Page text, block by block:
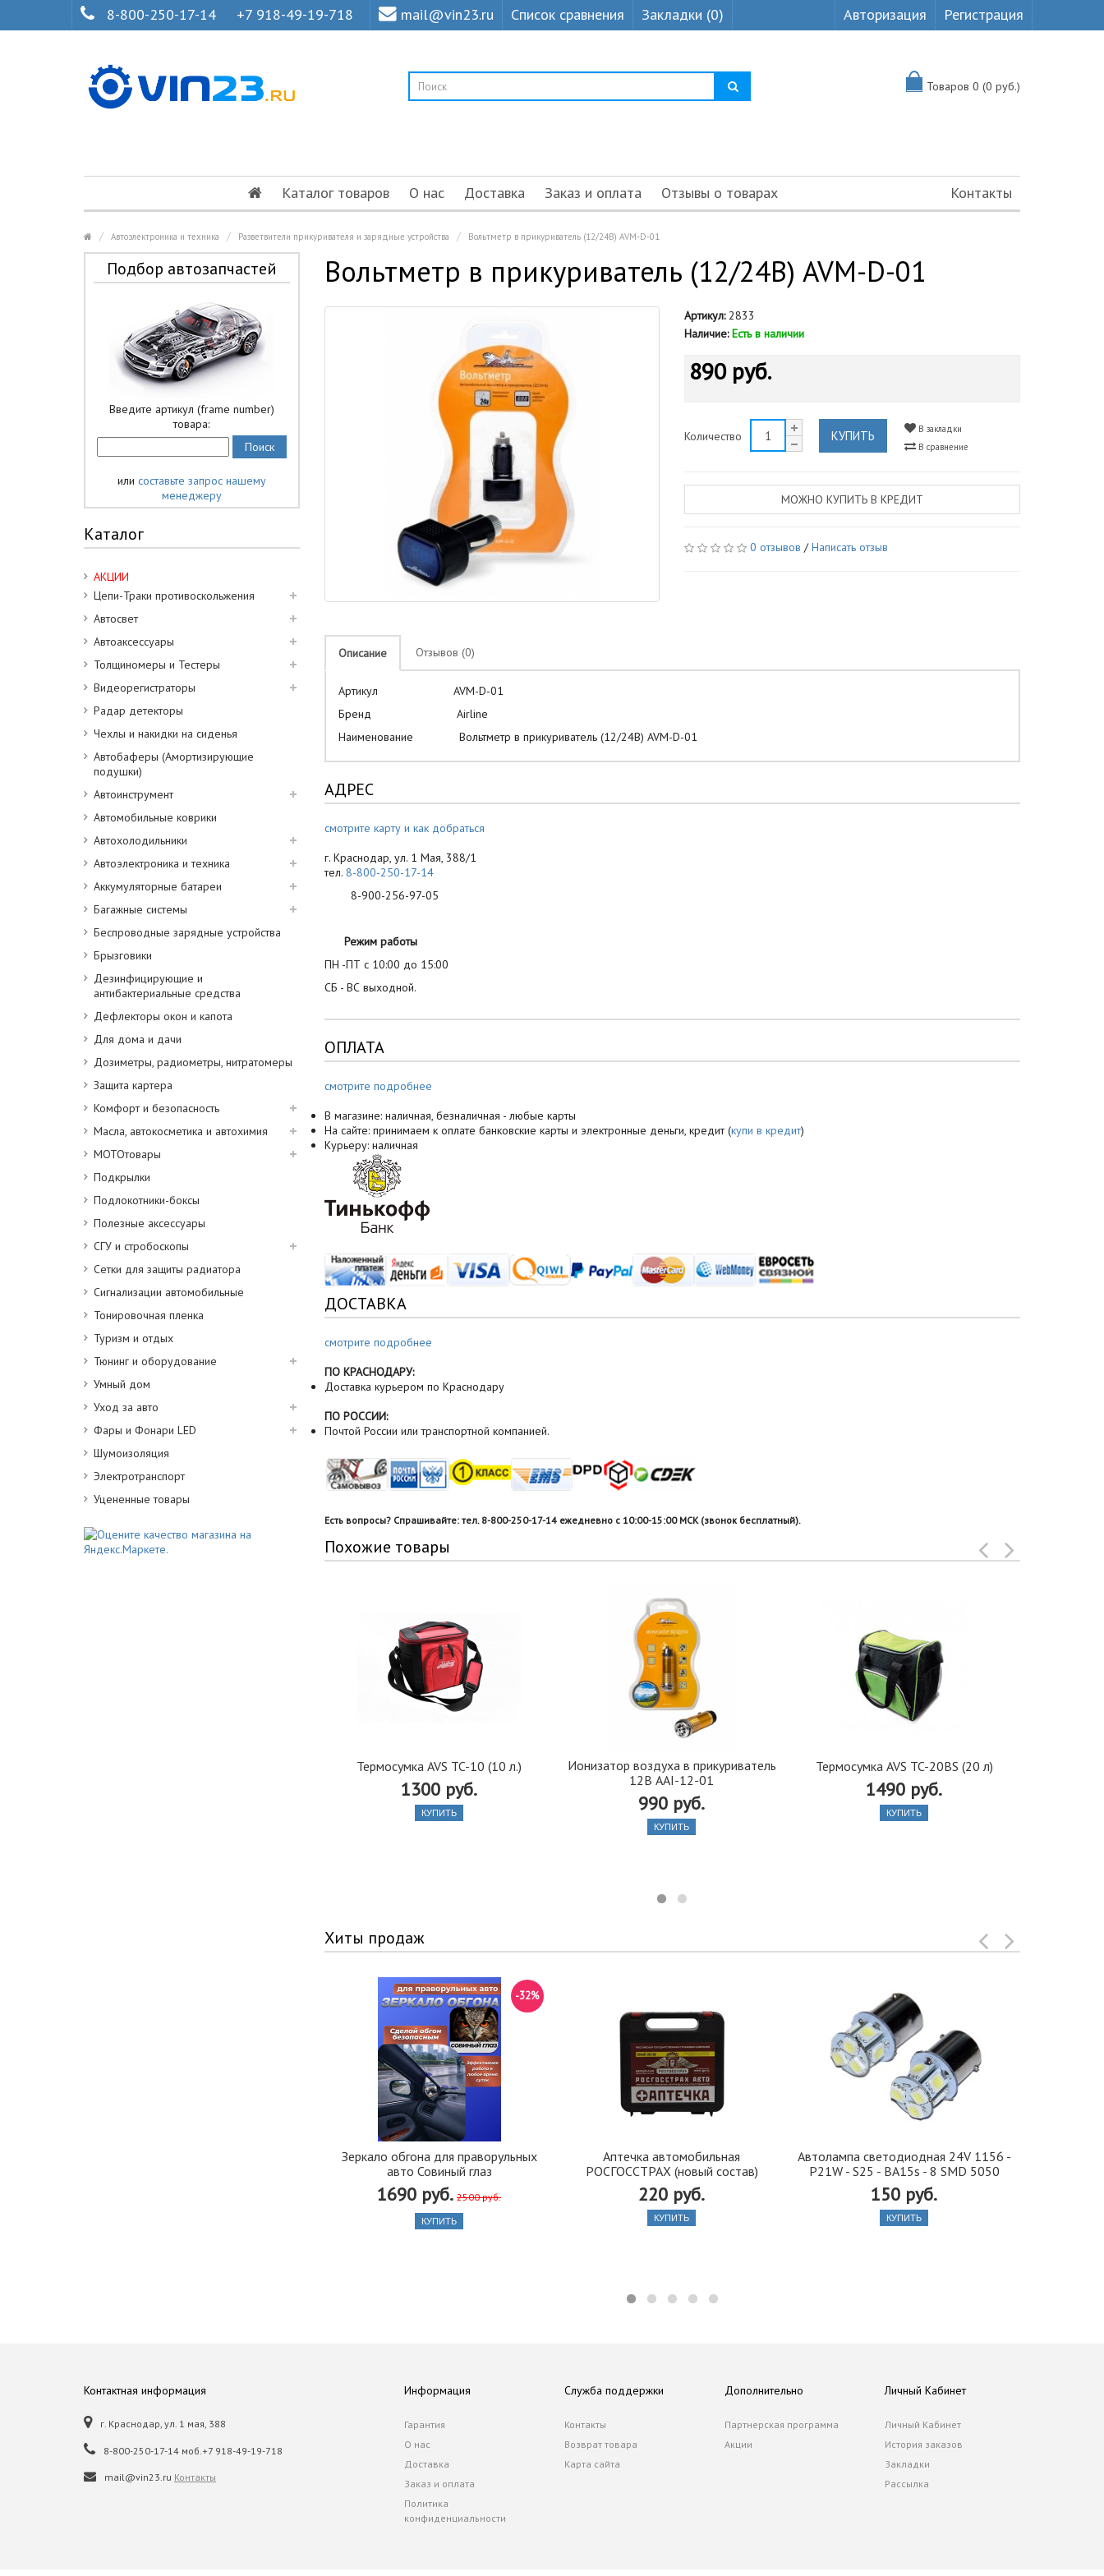
8-800-250-17-14 +7 918-49-19-718 mail@vin23.ru Список сравнения Закладки (0) Авторизация Регистрация
Товаров 0 (0 руб.)
Каталог товаров О нас Доставка Заказ и оплата Отзывы о товарах Контакты
Автоэлектроника и техника Разветвители прикуривателя и зарядные устройства Вольтметр в прикуриватель (12/24В) AVM-D-01
Подбор автозапчастей
Введите артикул (frame number)
товара:
или составьте запрос нашему
менеджеру
Каталог
АКЦИИ
Цепи-Траки противоскольжения
Автосвет
Автоаксессуары
Толщиномеры и Тестеры
Видеорегистраторы
Радар детекторы
Чехлы и накидки на сиденья
Автобаферы (Амортизирующие
подушки)
Автоинструмент
Автомобильные коврики
Автохолодильники
Автоэлектроника и техника
Аккумуляторные батареи
Багажные системы
Беспроводные зарядные устройства
Брызговики
Дезинфицирующие и
антибактериальные средства
Дефлекторы окон и капота
Для дома и дачи
Дозиметры, радиометры, нитратомеры
Защита картера
Комфорт и безопасность
Масла, автокосметика и автохимия
МОТОтовары
Подкрылки
Подлокотники-боксы
Полезные аксессуары
СГУ и стробоскопы
Сетки для защиты радиатора
Сигнализации автомобильные
Тонировочная пленка
Туризм и отдых
Тюнинг и оборудование
Умный дом
Уход за авто
Фары и Фонари LED
Шумоизоляция
Электротранспорт
Уцененные товары
Вольтметр в прикуриватель (12/24В) AVM-D-01
Артикул:2833
Наличие: Есть в наличии
890 руб.
Количество КУПИТЬ
В закладки
В сравнение
МОЖНО КУПИТЬ В КРЕДИТ
0 отзывов /Написать отзыв
Описание Отзывов (0)
Артикул AVM-D-01
Бренд Airline
Наименование Вольтметр в прикуриватель (12/24В) AVM-D-01
АДРЕС
смотрите карту и как добраться
г. Краснодар, ул. 1 Мая, 388/1
тел. 8-800-250-17-14
8-900-256-97-05
Режим работы
ПН -ПТ с 10:00 до 15:00
СБ - ВС выходной.
ОПЛАТА
смотрите подробнее
В магазине: наличная, безналичная - любые карты
На сайте: принимаем к оплате банковские карты и электронные деньги, кредит (купи в кредит)
Курьеру: наличная
ДОСТАВКА
смотрите подробнее
ПО КРАСНОДАРУ:
Доставка курьером по Краснодару
ПО РОССИИ:
Почтой России или транспортной компанией.
Есть вопросы? Спрашивайте: тел. 8-800-250-17-14 ежедневно с 10:00-15:00 МСК (звонок бесплатный).
Похожие товары
Термосумка AVS TC-10 (10 л.)
1300 руб.
КУПИТЬ
Ионизатор воздуха в прикуриватель
12В AAI-12-01
990 руб.
КУПИТЬ
Термосумка AVS TC-20BS (20 л)
1490 руб.
КУПИТЬ
Хиты продаж
Зеркало обгона для праворульных
авто Совиный глаз
1690 руб. 2500 руб.
-32%
КУПИТЬ
Аптечка автомобильная
РОСГОССТРАХ (новый состав)
220 руб.
КУПИТЬ
Автолампа cветодиодная 24V 1156 -
P21W - S25 - BA15s - 8 SMD 5050
150 руб.
КУПИТЬ
Контактная информация
г. Краснодар, ул. 1 мая, 388
8-800-250-17-14 моб.+7 918-49-19-718
mail@vin23.ru Контакты
Информация
Гарантия
О нас
Доставка
Заказ и оплата
Политика
конфиденциальности
Служба поддержки
Контакты
Возврат товара
Карта сайта
Дополнительно
Партнерская программа
Акции
Личный Кабинет
Личный Кабинет
История заказов
Закладки
Рассылка